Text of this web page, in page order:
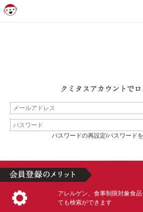
パスワードの再設定/パスワード
アレルゲン、食事制限対象食品
ても検索ができます